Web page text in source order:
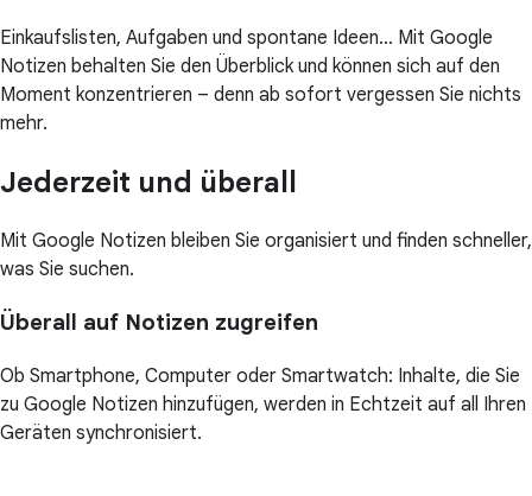
Einkaufslisten, Aufgaben und spontane Ideen… Mit Google
Notizen behalten Sie den Überblick und können sich auf den
Moment konzentrieren – denn ab sofort vergessen Sie nichts
mehr.
Jederzeit und überall
Mit Google Notizen bleiben Sie organisiert und finden schneller,
was Sie suchen.
Überall auf Notizen zugreifen
Ob Smartphone, Computer oder Smartwatch: Inhalte, die Sie
zu Google Notizen hinzufügen, werden in Echtzeit auf all Ihren
Geräten synchronisiert.